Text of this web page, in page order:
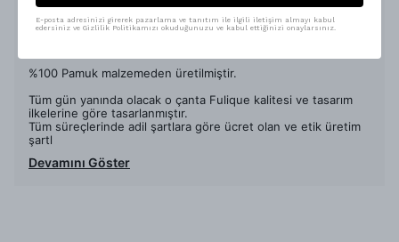
Üstelik üzerine isim baskısı yaparak tamamen kendine özel
bir çanta tasarlayabilirsin.
%100 Pamuk malzemeden üretilmiştir.
Tüm gün yanında olacak o çanta Fulique kalitesi ve tasarım
ilkelerine göre tasarlanmıştır.
Tüm süreçlerinde adil şartlara göre ücret olan ve etik üretim
şartl
Devamını Göster
E-posta adresinizi girerek pazarlama ve tanıtım ile ilgili iletişim almayı kabul
edersiniz ve Gizlilik Politikamızı okuduğunuzu ve kabul ettiğinizi onaylarsınız.